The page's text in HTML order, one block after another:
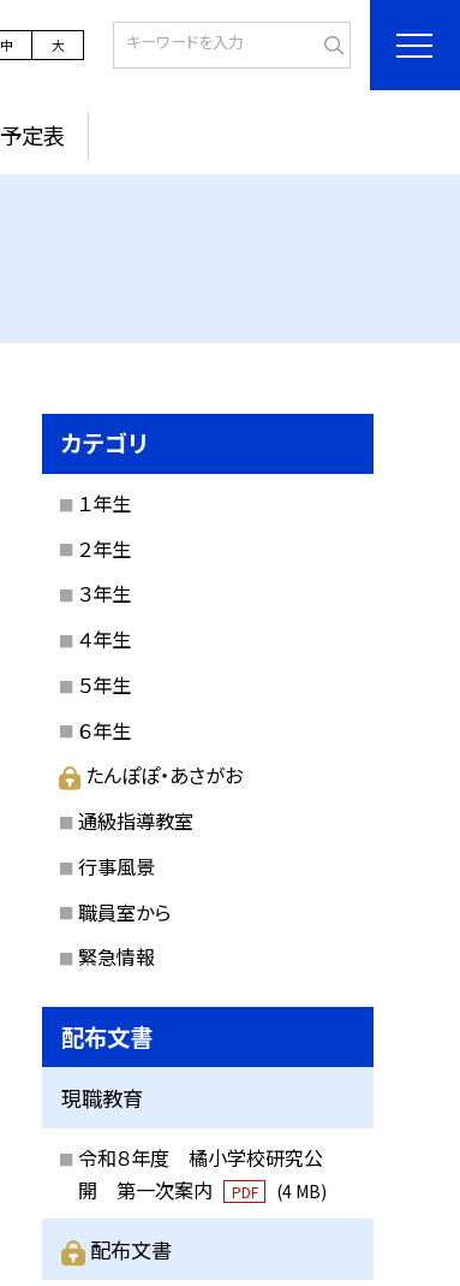
中 大
予定表
カテゴリ
１年生
２年生
３年生
４年生
５年生
６年生
たんぽぽ・あさがお
通級指導教室
行事風景
職員室から
緊急情報
配布文書
現職教育
令和８年度 橘小学校研究公
開 第一次案内
PDF (4 MB)
配布文書